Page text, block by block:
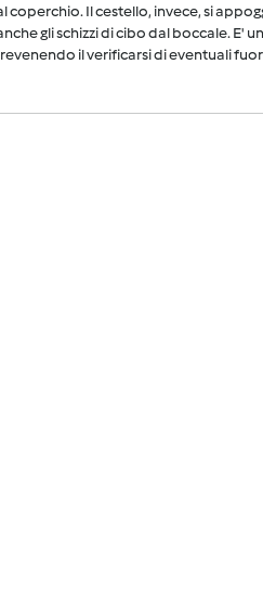
Il cestello, invece, si
gli schizzi di cibo dal boccale. E'
il verificarsi di eventuali